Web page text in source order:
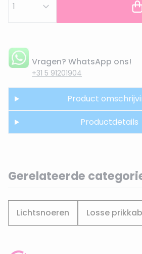
Vragen? WhatsApp ons!
+31 5 91201904
Product
Productdetails
Gerelateerde
Lichtsnoeren Losse